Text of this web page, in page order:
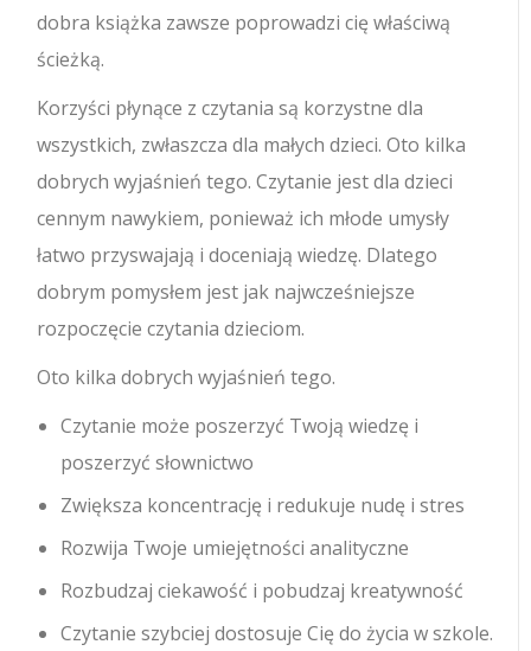
dobra książka zawsze poprowadzi cię właściwą
ścieżką.
Korzyści płynące z czytania są korzystne dla
wszystkich, zwłaszcza dla małych dzieci. Oto kilka
dobrych wyjaśnień tego. Czytanie jest dla dzieci
cennym nawykiem, ponieważ ich młode umysły
łatwo przyswajają i doceniają wiedzę. Dlatego
dobrym pomysłem jest jak najwcześniejsze
rozpoczęcie czytania dzieciom.
Oto kilka dobrych wyjaśnień tego.
Czytanie może poszerzyć Twoją wiedzę i
poszerzyć słownictwo
Zwiększa koncentrację i redukuje nudę i stres
Rozwija Twoje umiejętności analityczne
Rozbudzaj ciekawość i pobudzaj kreatywność
Czytanie szybciej dostosuje Cię do życia w szkole.